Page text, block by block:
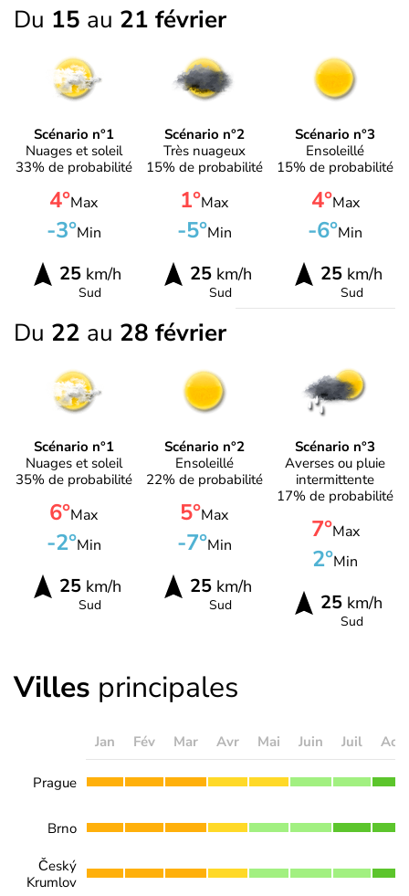
Du 15 au 21 février
Scénario n°1
Nuages et soleil
33% de probabilité
4°Max
-3°Min
25km/h
Sud
Scénario n°2
Très nuageux
15% de probabilité
1°Max
-5°Min
25km/h
Sud
Scénario n°3
Ensoleillé
15% de probabilité
4°Max
-6°Min
25 km/h
Sud
Du 22 au 28 février
Scénario n°1
Nuages et soleil
35% de probabilité
6°Max
-2°Min
25km/h
Sud
Scénario n°2
Ensoleillé
22% de probabilité
5°Max
-7°Min
25km/h
Sud
Scénario n°3
Averses ou pluie
intermittente
17% de probabilité
7°Max
2°Min
25 km/h
Sud
Villes principales
Jan Fév Mar Avr Mai Juin Juil
Prague
Brno
Český
Krumlov